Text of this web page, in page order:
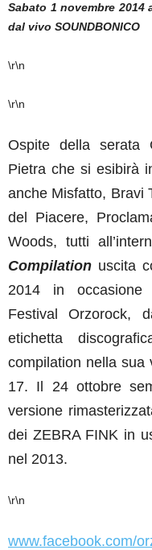
Sabato 1 novembre 2014
dal vivo SOUNDBONICO
\r\n
\r\n
Ospite della serata
Pietra che si esibirà
anche Misfatto, Bravi
del Piacere,
Woods, tutti
Compilation uscita
2014 in occasione
Festival Orzorock,
etichetta
compilation nella sua
17. Il 24 ottobre
versione
dei ZEBRA FINK in
nel 2013.
\r\n
www.facebook.com/